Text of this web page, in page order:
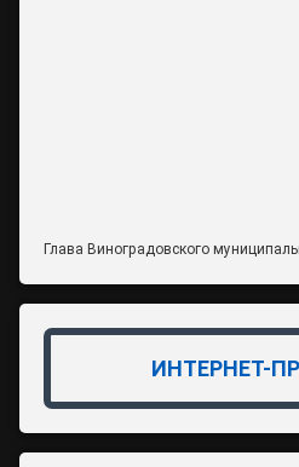
Глава Виноградовского
ИНТЕРНЕТ-